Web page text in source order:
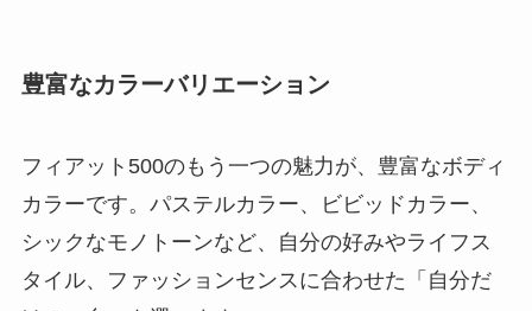
豊富なカラーバリエーション
フィアット500のもう一つの魅力が、豊富なボディ
カラーです。パステルカラー、ビビッドカラー、
シックなモノトーンなど、自分の好みやライフス
タイル、ファッションセンスに合わせた「自分だ